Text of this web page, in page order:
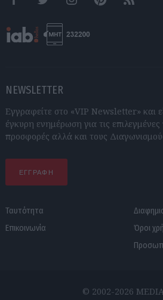
FacebookTwitter InstagramPinterestRSS feeds
NEWSLETTER
Εγγραφείτε στο «VIP Newsletter» και
έγκυρη ενημέρωση για τις επιλεγμένες
προσφορές αλλά και τους
ΕΓΓΡΑΦΗ
Ταυτότητα
Επικοινωνία
Όροι
© 2002-2026